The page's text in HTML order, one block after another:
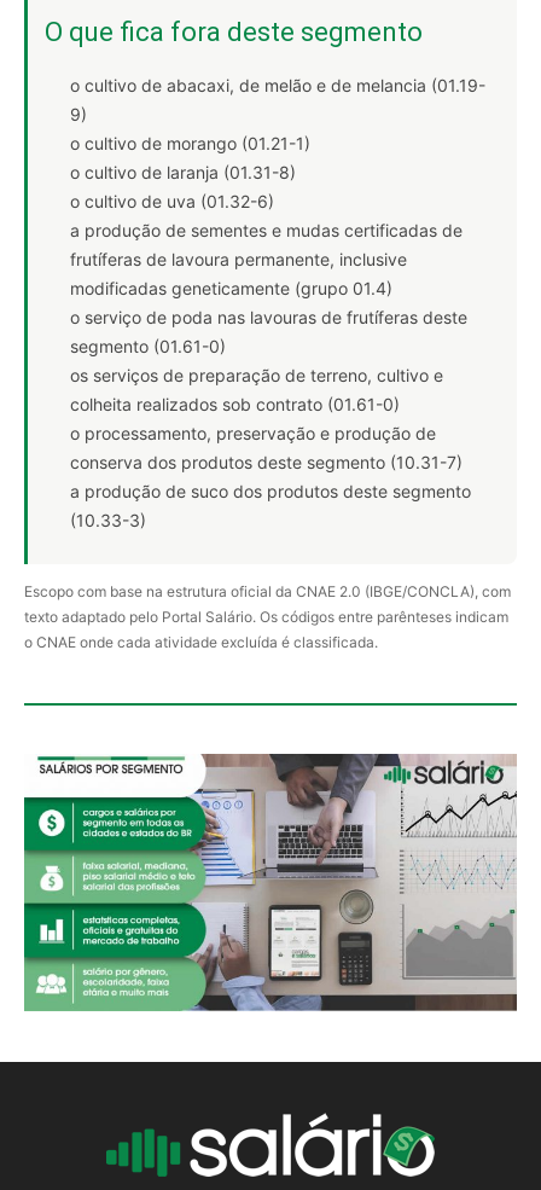
O que fica fora deste segmento
o cultivo de abacaxi, de melão e de melancia (01.19-
9)
o cultivo de morango (01.21-1)
o cultivo de laranja (01.31-8)
o cultivo de uva (01.32-6)
a produção de sementes e mudas certificadas de
frutíferas de lavoura permanente, inclusive
modificadas geneticamente (grupo 01.4)
o serviço de poda nas lavouras de frutíferas deste
segmento (01.61-0)
os serviços de preparação de terreno, cultivo e
colheita realizados sob contrato (01.61-0)
o processamento, preservação e produção de
conserva dos produtos deste segmento (10.31-7)
a produção de suco dos produtos deste segmento
(10.33-3)
Escopo com base na estrutura oficial da CNAE 2.0 (IBGE/CONCLA), com
texto adaptado pelo Portal Salário. Os códigos entre parênteses indicam
o CNAE onde cada atividade excluída é classificada.